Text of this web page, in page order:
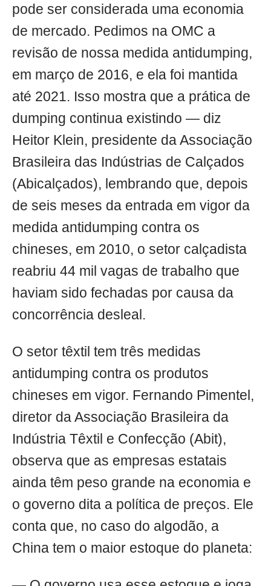
pode ser considerada uma economia
de mercado. Pedimos na OMC a
revisão de nossa medida antidumping,
em março de 2016, e ela foi mantida
até 2021. Isso mostra que a prática de
dumping continua existindo — diz
Heitor Klein, presidente da Associação
Brasileira das Indústrias de Calçados
(Abicalçados), lembrando que, depois
de seis meses da entrada em vigor da
medida antidumping contra os
chineses, em 2010, o setor calçadista
reabriu 44 mil vagas de trabalho que
haviam sido fechadas por causa da
concorrência desleal.
O setor têxtil tem três medidas
antidumping contra os produtos
chineses em vigor. Fernando Pimentel,
diretor da Associação Brasileira da
Indústria Têxtil e Confecção (Abit),
observa que as empresas estatais
ainda têm peso grande na economia e
o governo dita a política de preços. Ele
conta que, no caso do algodão, a
China tem o maior estoque do planeta: